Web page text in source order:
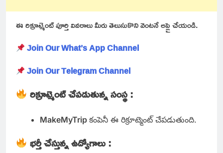
ఈ రిక్రూట్మెంట్ పూర్తి వివరాలు మీరు తెలుసుకొని వెంటనే అప్లై చేయండి.
Join Our What’s App Channel
Join Our Telegram Channel
రిక్రూట్మెంట్ చేపడుతున్న సంస్థ :
MakeMyTrip కంపెనీ ఈ రిక్రూట్మెంట్ చేపడుతుంది.
భర్తీ చేస్తున్న ఉద్యోగాలు :